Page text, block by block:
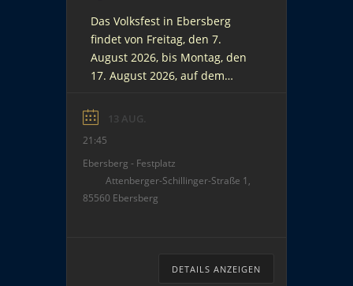
Das Volksfest in Ebersberg
findet von Freitag, den 7.
August 2026, bis Montag, den
17. August 2026, auf dem
Attenberger-Schilling-Straße
statt. Neben den typischen
Kirmesattraktionen wird auch
eine gesellige
Bierzeltatmosphäre geboten.
Am Donnerstag, den 13.
gezündet. Weitere
13 AUG.
21:45
Ebersberg - Festplatz
Attenberger-Schillinger-Straße 1,
85560 Ebersberg
DETAILS ANZEIGEN